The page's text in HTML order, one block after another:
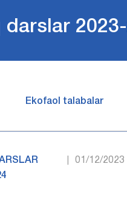
darslar
Ekofaol talabalar
01/12/2023